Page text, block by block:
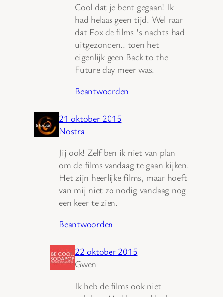
Cool dat je bent gegaan! Ik
had helaas geen tijd. Wel raar
dat Fox de films ’s nachts had
uitgezonden.. toen het
eigenlijk geen Back to the
Future day meer was.
Beantwoorden
21 oktober 2015
Nostra
Jij ook! Zelf ben ik niet van plan
om de films vandaag te gaan kijken.
Het zijn heerlijke films, maar hoeft
van mij niet zo nodig vandaag nog
een keer te zien.
Beantwoorden
22 oktober 2015
Gwen
Ik heb de films ook niet